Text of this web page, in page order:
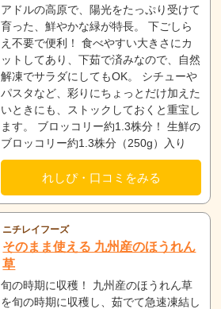
アドルの高原で、陽光をたっぷり受けて
育った、鮮やかな緑が特長。 下ごしら
え不要で便利！ 食べやすい大きさにカ
ットしてあり、下茹で済みなので、自然
解凍でサラダにしてもOK。 シチューや
パスタなど、彩りにちょっとだけ加えた
いときにも、ストックしておくと重宝し
ます。 ブロッコリー約1.3株分！ 生鮮の
ブロッコリー約1.3株分（250g）入り
れしぴ・口コミをみる
ニチレイフーズ
そのまま使える 九州産のほうれん
草
旬の時期に収穫！ 九州産のほうれん草
を旬の時期に収穫し、茹でて急速凍結し